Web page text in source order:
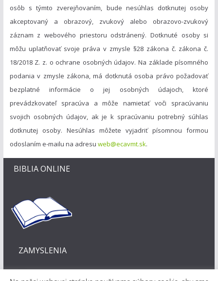
osôb s týmto zverejňovaním, bude nesúhlas dotknutej osoby
akceptovaný a obrazový, zvukový alebo obrazovo-zvukový
záznam z webového priestoru odstránený. Dotknuté osoby si
môžu uplatňovať svoje práva v zmysle §28 zákona č. zákona č.
18/2018 Z. z. o ochrane osobných údajov. Na základe písomného
podania v zmysle zákona, má dotknutá osoba právo požadovať
bezplatné informácie o jej osobných údajoch, ktoré
prevádzkovateľ spracúva a môže namietať voči spracúvaniu
svojich osobných údajov, ak je k spracúvaniu potrebný súhlas
dotknutej osoby. Nesúhlas môžete vyjadriť písomnou formou
odoslaním e-mailu na adresu web@ecavmt.sk.
BIBLIA ONLINE
ZAMYSLENIA